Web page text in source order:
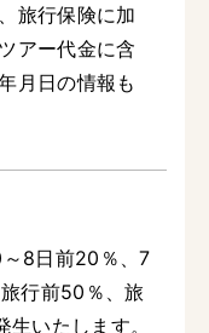
旅行保険に加
アー代金に含
月日の情報も
8日前20％、7
行前50％、旅
いたします。